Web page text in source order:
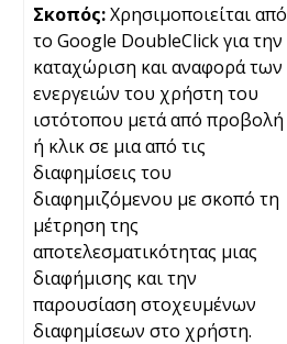
Χρησιμοποιείται από
το Google DoubleClick για την
καταχώριση και αναφορά των
ενεργειών του χρήστη του
ιστότοπου μετά από προβολή
ή κλικ σε μια από τις
διαφημίσεις του
διαφημιζόμενου με σκοπό τη
μέτρηση της
αποτελεσματικότητας μιας
διαφήμισης και την
παρουσίαση στοχευμένων
διαφημίσεων στο χρήστη.